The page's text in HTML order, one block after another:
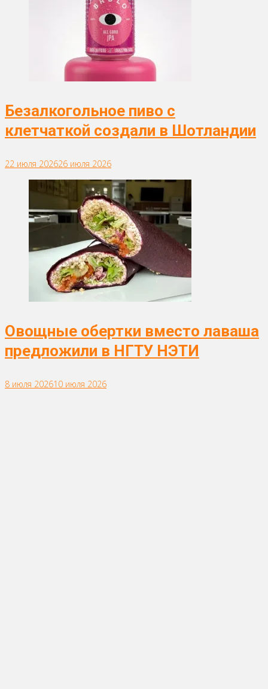
Безалкогольное пиво с
клетчаткой создали в Шотландии
22 июля 202626 июля 2026
Овощные обертки вместо лаваша
предложили в НГТУ НЭТИ
8 июля 202610 июля 2026